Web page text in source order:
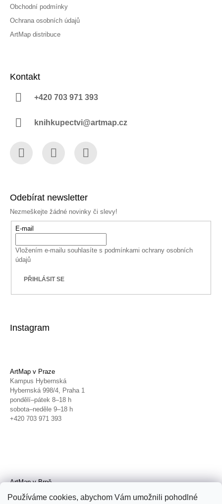
Používáme cookies, abychom Vám umožnili pohodlné
Obchodní podmínky
Ochrana osobních údajů
ArtMap distribuce
Kontakt
+420 703 971 393
knihkupectvi@artmap.cz
Odebírat newsletter
Nezmeškejte žádné novinky či slevy!
E-mail
Vložením e-mailu souhlasíte s podmínkami ochrany osobních
údajů
PŘIHLÁSIT SE
Instagram
ArtMap v Praze
Kampus Hybernská
Hybernská 998/4, Praha 1
pondělí–pátek 8–18 h
sobota–neděle 9–18 h
+420 703 971 393
ArtMap v Brně
Radnická 4, Brno